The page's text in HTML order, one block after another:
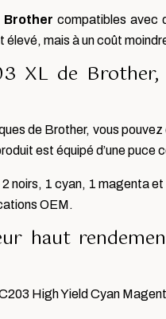
Brother compatibles avec
élevé, mais à un coût
XL de
de Brother, vous
est équipé d’une
noirs, 1 cyan, 1 magenta
OEM.
haut
High Yield Cyan